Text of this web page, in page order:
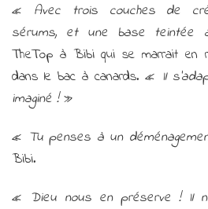
« Avec trois couches de
sérums, et une base teintée
TheTop à Bibi qui se marrait en
dans le bac à canards. « Il
imaginé !»
« Tu penses à un
Bibi.
« Dieu nous en préserve ! Il